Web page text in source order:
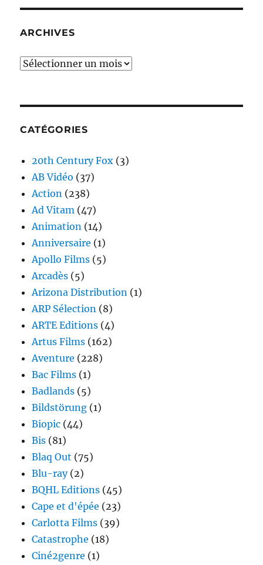
ARCHIVES
Archives
CATÉGORIES
20th Century Fox (3)
AB Vidéo (37)
Action (238)
Ad Vitam (47)
Animation (14)
Anniversaire (1)
Apollo Films (5)
Arcadès (5)
Arizona Distribution (1)
ARP Sélection (8)
ARTE Editions (4)
Artus Films (162)
Aventure (228)
Bac Films (1)
Badlands (5)
Bildstörung (1)
Biopic (44)
Bis (81)
Blaq Out (75)
Blu-ray(2)
BQHL Editions (45)
Cape et d'épée (23)
Carlotta Films (39)
Catastrophe (18)
Ciné2genre (1)